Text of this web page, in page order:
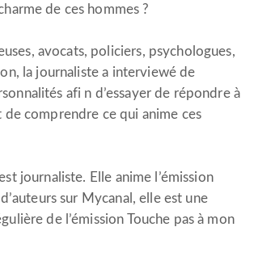
de ces hommes ?
avocats, policiers, psychologues,
la journaliste a interviewé de
afi n d’essayer de répondre à
de comprendre ce qui anime ces
journaliste. Elle anime l’émission
sur Mycanal, elle est une
de l’émission Touche pas à mon